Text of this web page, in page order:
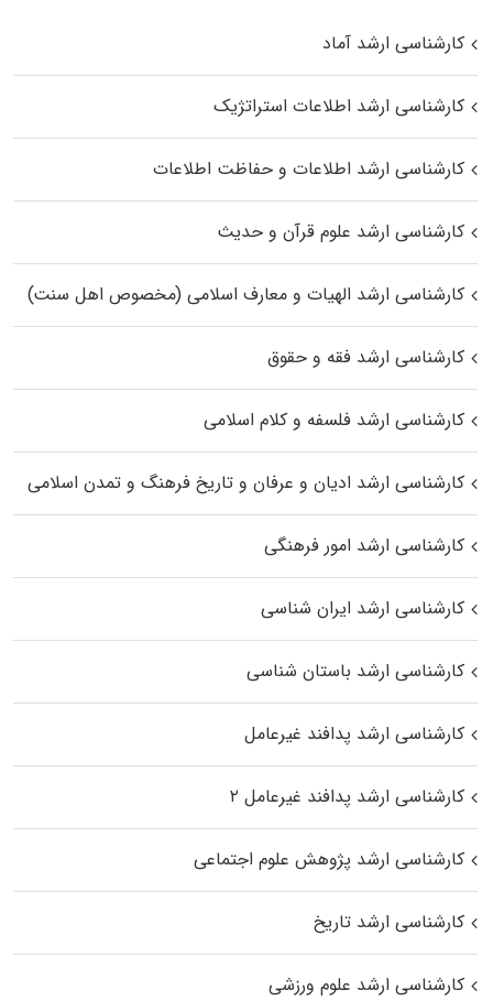
کارشناسی ارشد آماد
کارشناسی ارشد اطلاعات استراتژیک
کارشناسی ارشد اطلاعات و حفاظت اطلاعات
کارشناسی ارشد علوم قرآن و حدیث
کارشناسی ارشد الهیات و معارف اسلامی (مخصوص اهل سنت)
کارشناسی ارشد فقه و حقوق
کارشناسی ارشد فلسفه و کلام اسلامی
کارشناسی ارشد ادیان و عرفان و تاریخ فرهنگ و تمدن اسلامی
کارشناسی ارشد امور فرهنگی
کارشناسی ارشد ایران شناسی
کارشناسی ارشد باستان شناسی
کارشناسی ارشد پدافند غیرعامل
کارشناسی ارشد پدافند غیرعامل ۲
کارشناسی ارشد پژوهش علوم اجتماعی
کارشناسی ارشد تاریخ
کارشناسی ارشد علوم ورزشی